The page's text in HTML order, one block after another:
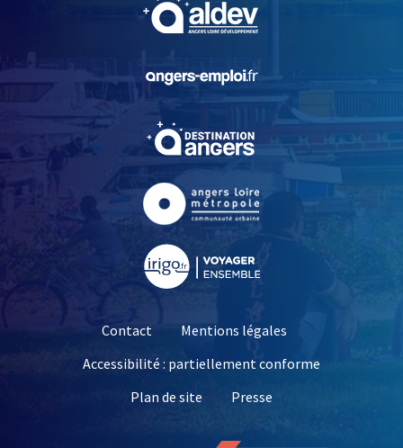
, Ouvre une nouvelle
, Ouvre une nouvelle
Contact
Mentions légales
Accessibilité : partiellement conforme
Plan de site
Presse